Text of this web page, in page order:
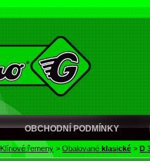
OBCHODNÍ PODMÍNKY
Klínové řemeny > Obalované klasické > D